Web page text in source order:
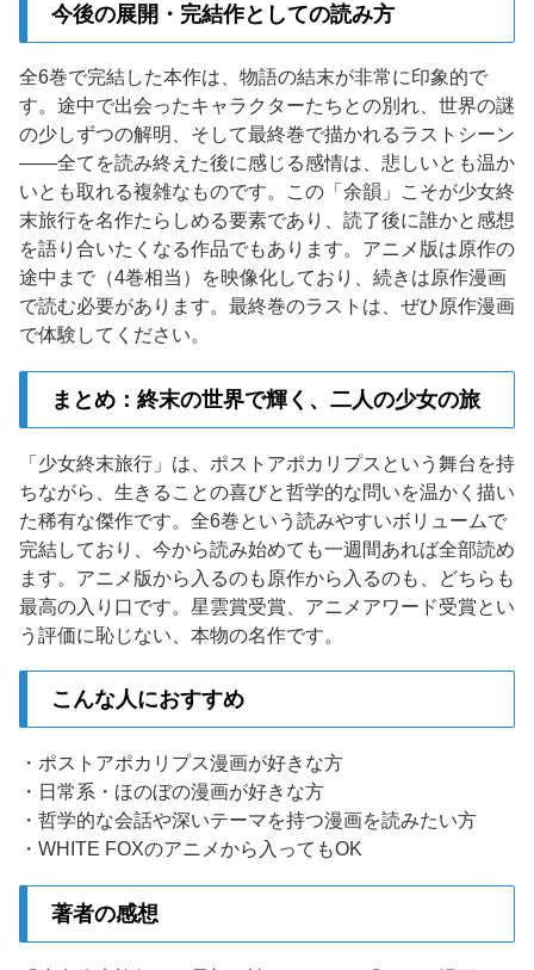
今後の展開・完結作としての読み方
全6巻で完結した本作は、物語の結末が非常に印象的で
す。途中で出会ったキャラクターたちとの別れ、世界の謎
の少しずつの解明、そして最終巻で描かれるラストシーン
——全てを読み終えた後に感じる感情は、悲しいとも温か
いとも取れる複雑なものです。この「余韻」こそが少女終
末旅行を名作たらしめる要素であり、読了後に誰かと感想
を語り合いたくなる作品でもあります。アニメ版は原作の
途中まで（4巻相当）を映像化しており、続きは原作漫画
で読む必要があります。最終巻のラストは、ぜひ原作漫画
で体験してください。
まとめ：終末の世界で輝く、二人の少女の旅
「少女終末旅行」は、ポストアポカリプスという舞台を持
ちながら、生きることの喜びと哲学的な問いを温かく描い
た稀有な傑作です。全6巻という読みやすいボリュームで
完結しており、今から読み始めても一週間あれば全部読め
ます。アニメ版から入るのも原作から入るのも、どちらも
最高の入り口です。星雲賞受賞、アニメアワード受賞とい
う評価に恥じない、本物の名作です。
こんな人におすすめ
・ポストアポカリプス漫画が好きな方
・日常系・ほのぼの漫画が好きな方
・哲学的な会話や深いテーマを持つ漫画を読みたい方
・WHITE FOXのアニメから入ってもOK
著者の感想